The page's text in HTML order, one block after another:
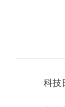
科技日